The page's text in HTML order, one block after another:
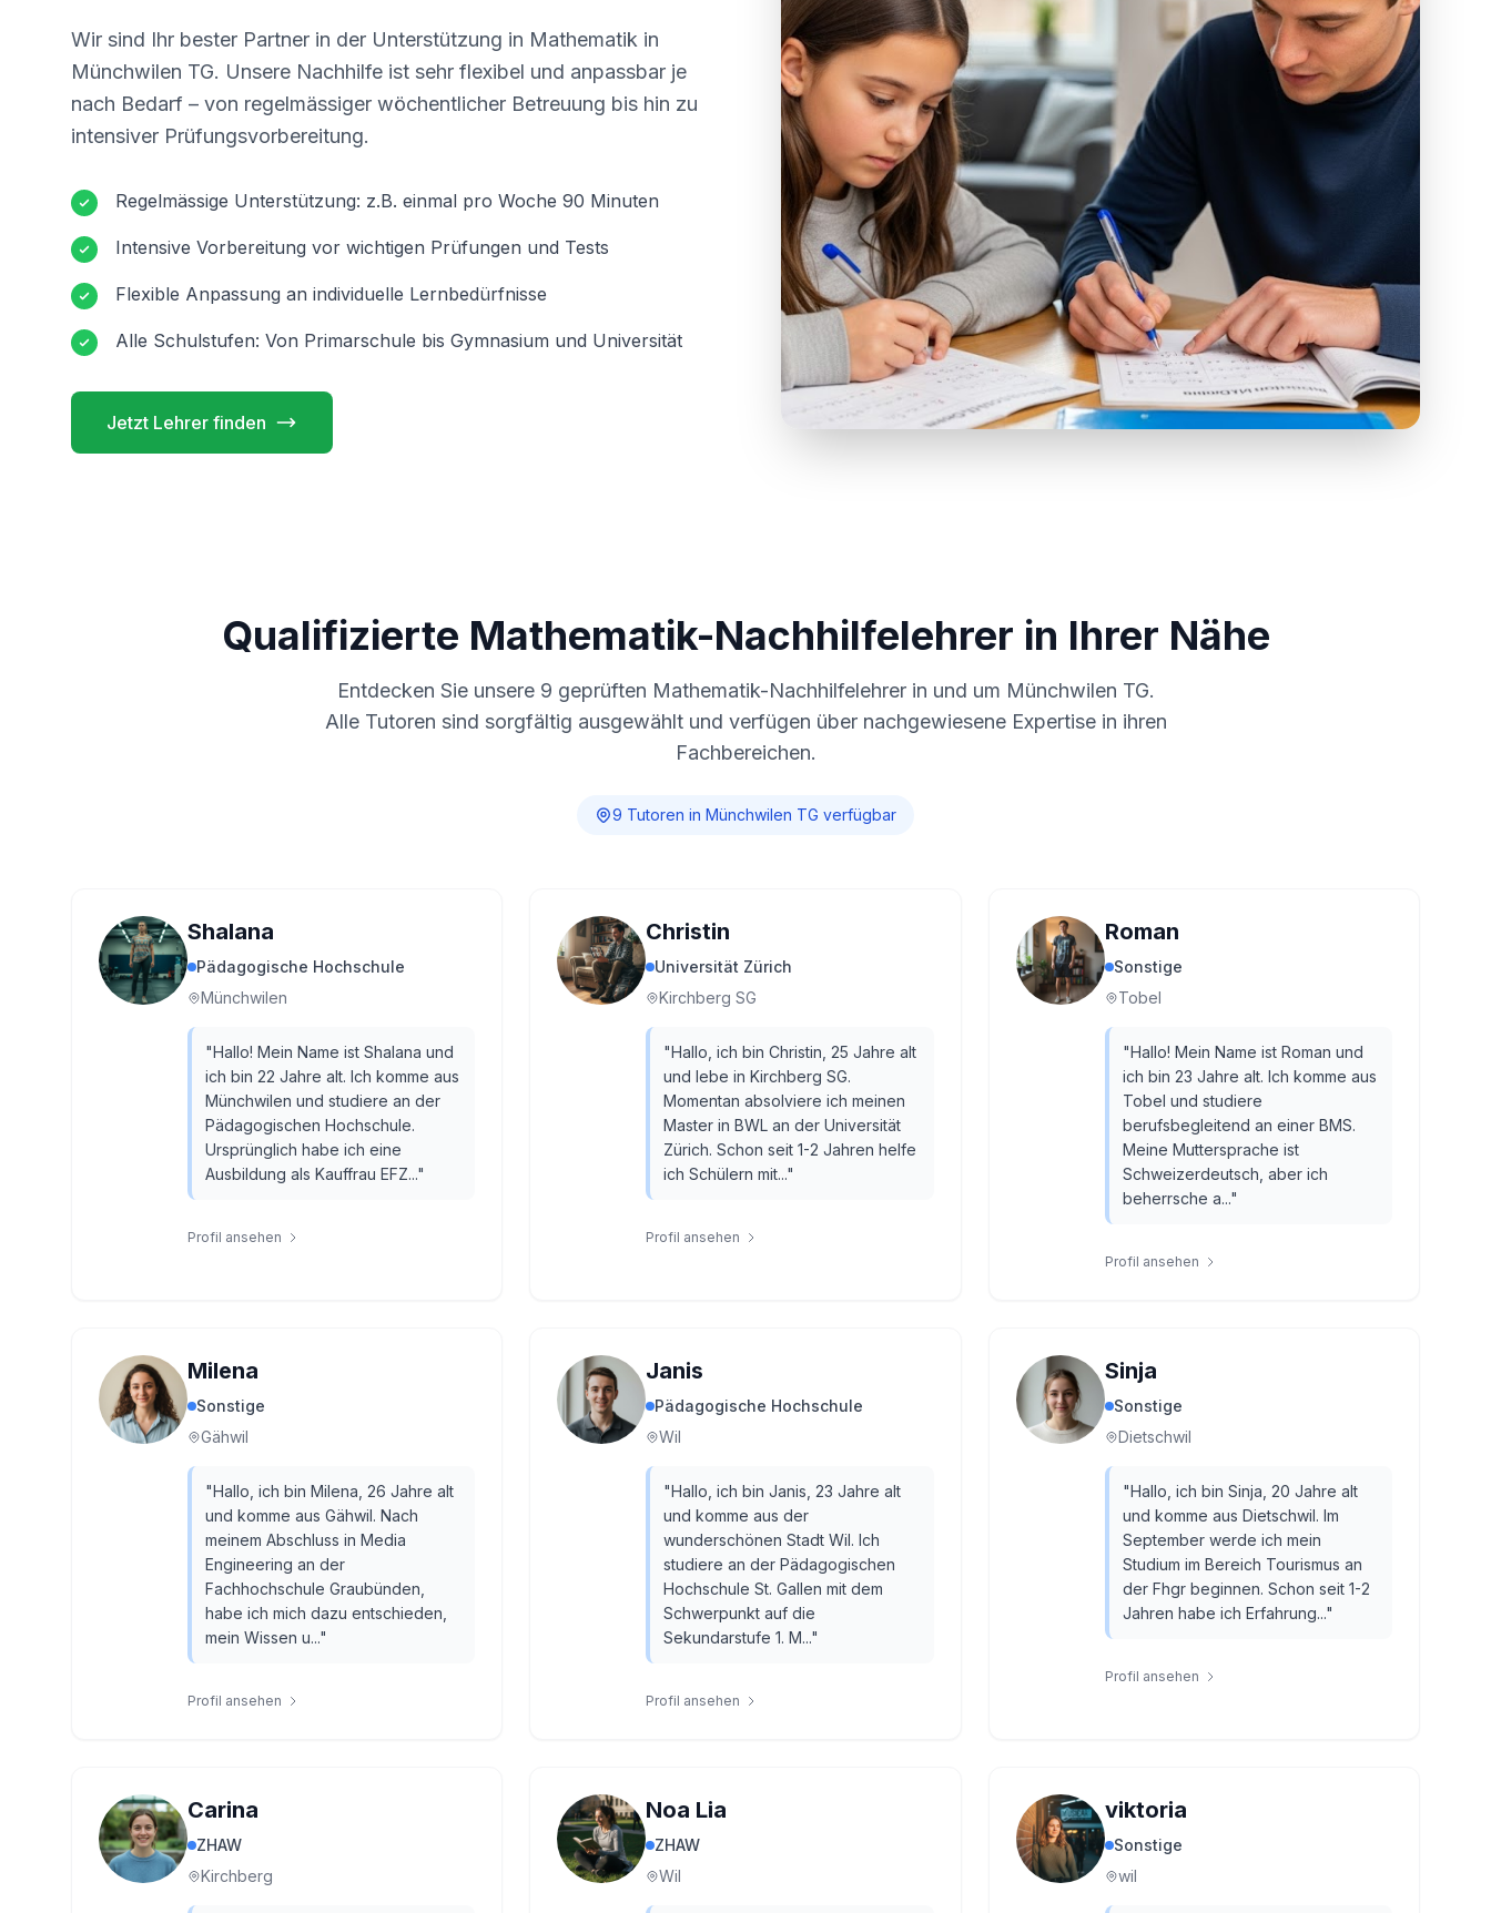
Wir sind Ihr bester Partner in der Unterstützung in Mathematik in
Münchwilen TG. Unsere Nachhilfe ist sehr flexibel und anpassbar je
nach Bedarf – von regelmässiger wöchentlicher Betreuung bis hin zu
intensiver Prüfungsvorbereitung.
Regelmässige Unterstützung: z.B. einmal pro Woche 90 Minuten
Intensive Vorbereitung vor wichtigen Prüfungen und Tests
Flexible Anpassung an individuelle Lernbedürfnisse
Alle Schulstufen: Von Primarschule bis Gymnasium und Universität
Jetzt Lehrer finden
Qualifizierte Mathematik-Nachhilfelehrer in Ihrer Nähe
Entdecken Sie unsere 9 geprüften Mathematik-Nachhilfelehrer in und um Münchwilen TG.
Alle Tutoren sind sorgfältig ausgewählt und verfügen über nachgewiesene Expertise in ihren
Fachbereichen.
9 Tutoren in Münchwilen TG verfügbar
Shalana
Pädagogische Hochschule
Münchwilen
"Hallo! Mein Name ist Shalana und
ich bin 22 Jahre alt. Ich komme aus
Münchwilen und studiere an der
Pädagogischen Hochschule.
Ursprünglich habe ich eine
Ausbildung als Kauffrau EFZ..."
Profil ansehen
Christin
Universität Zürich
Kirchberg SG
"Hallo, ich bin Christin, 25 Jahre alt
und lebe in Kirchberg SG.
Momentan absolviere ich meinen
Master in BWL an der Universität
Zürich. Schon seit 1-2 Jahren helfe
ich Schülern mit..."
Profil ansehen
Roman
Sonstige
Tobel
"Hallo! Mein Name ist Roman und
ich bin 23 Jahre alt. Ich komme aus
Tobel und studiere
berufsbegleitend an einer BMS.
Meine Muttersprache ist
Schweizerdeutsch, aber ich
beherrsche a..."
Profil ansehen
Milena
Sonstige
Gähwil
"Hallo, ich bin Milena, 26 Jahre alt
und komme aus Gähwil. Nach
meinem Abschluss in Media
Engineering an der
Fachhochschule Graubünden,
habe ich mich dazu entschieden,
mein Wissen u..."
Profil ansehen
Janis
Pädagogische Hochschule
Wil
"Hallo, ich bin Janis, 23 Jahre alt
und komme aus der
wunderschönen Stadt Wil. Ich
studiere an der Pädagogischen
Hochschule St. Gallen mit dem
Schwerpunkt auf die
Sekundarstufe 1. M..."
Profil ansehen
Sinja
Sonstige
Dietschwil
"Hallo, ich bin Sinja, 20 Jahre alt
und komme aus Dietschwil. Im
September werde ich mein
Studium im Bereich Tourismus an
der Fhgr beginnen. Schon seit 1-2
Jahren habe ich Erfahrung..."
Profil ansehen
Carina
ZHAW
Kirchberg
Noa Lia
ZHAW
Wil
viktoria
Sonstige
wil